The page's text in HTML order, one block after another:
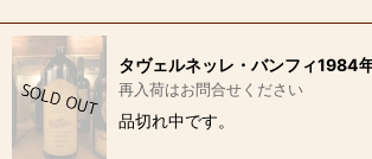
タヴェルネッレ・バンフィ1984
再入荷はお問合せください
品切れ中です。